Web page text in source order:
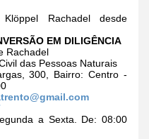
Rachadel desde
EM DILIGÊNCIA
Rachadel
das Pessoas Naturais
300, Bairro: Centro -
a Sexta. De: 08:00